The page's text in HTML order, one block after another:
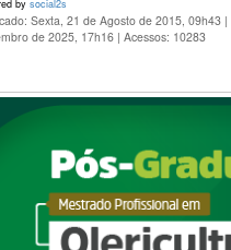
by social2s
Sexta, 21 de Agosto de 2015, 09h43 |
de 2025, 17h16 | Acessos: 10283